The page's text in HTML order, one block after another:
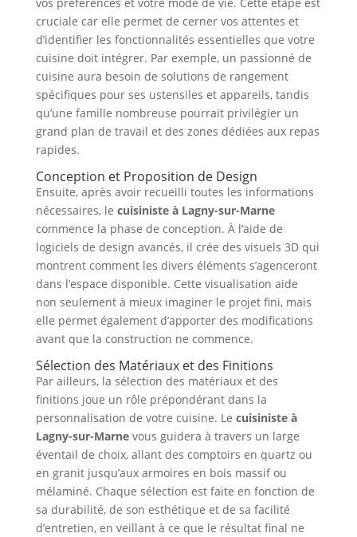
cruciale car elle permet de cerner vos attentes et
d’identifier les fonctionnalités essentielles que votre
cuisine doit intégrer. Par exemple, un passionné de
cuisine aura besoin de solutions de rangement
spécifiques pour ses ustensiles et appareils, tandis
qu’une famille nombreuse pourrait privilégier un
grand plan de travail et des zones dédiées aux repas
rapides.
Conception et Proposition de Design
Ensuite, après avoir recueilli toutes les informations
nécessaires, le cuisiniste à Lagny-sur-Marne
commence la phase de conception. À l’aide de
logiciels de design avancés, il crée des visuels 3D qui
montrent comment les divers éléments s’agenceront
dans l’espace disponible. Cette visualisation aide
non seulement à mieux imaginer le projet fini, mais
elle permet également d’apporter des modifications
avant que la construction ne commence.
Sélection des Matériaux et des Finitions
Par ailleurs, la sélection des matériaux et des
finitions joue un rôle prépondérant dans la
personnalisation de votre cuisine. Le cuisiniste à
Lagny-sur-Marnevous guidera à travers un large
éventail de choix, allant des comptoirs en quartz ou
en granit jusqu’aux armoires en bois massif ou
mélaminé. Chaque sélection est faite en fonction de
sa durabilité, de son esthétique et de sa facilité
d’entretien, en veillant à ce que le résultat final ne